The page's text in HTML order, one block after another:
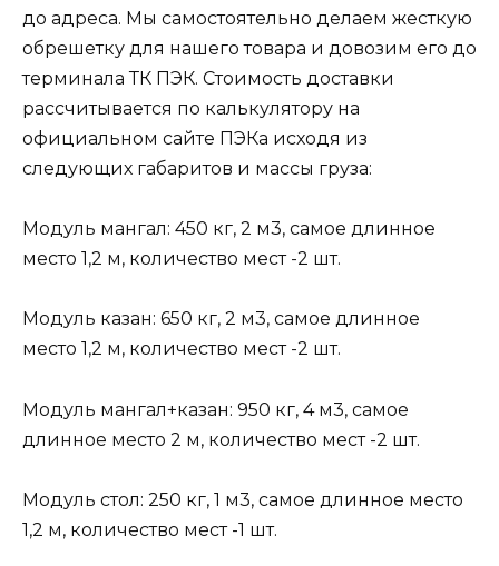
до адреса. Мы самостоятельно делаем жесткую
обрешетку для нашего товара и довозим его до
терминала ТК ПЭК. Стоимость доставки
рассчитывается по калькулятору на
официальном сайте ПЭКа исходя из
следующих габаритов и массы груза:
Модуль мангал: 450 кг, 2 м3, самое длинное
место 1,2 м, количество мест -2 шт.
Модуль казан: 650 кг, 2 м3, самое длинное
место 1,2 м, количество мест -2 шт.
Модуль мангал+казан: 950 кг, 4 м3, самое
длинное место 2 м, количество мест -2 шт.
Модуль стол: 250 кг, 1 м3, самое длинное место
1,2 м, количество мест -1 шт.